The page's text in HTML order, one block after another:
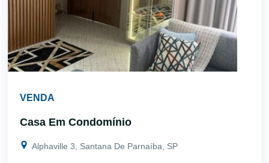
VENDA
Casa Em Condomínio
Alphaville 3, Santana De Parnaíba, SP